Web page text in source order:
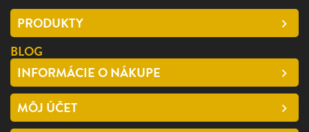
PRODUKTY
BLOG
INFORMÁCIE O NÁKUPE
MÔJ ÚČET